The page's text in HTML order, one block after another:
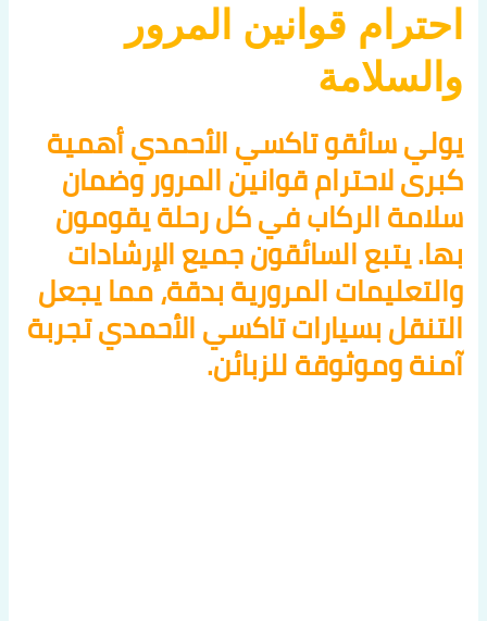
احترام قوانين المرور
والسلامة
يولي سائقو تاكسي الأحمدي أهمية
كبرى لاحترام قوانين المرور وضمان
سلامة الركاب في كل رحلة يقومون
بها. يتبع السائقون جميع الإرشادات
والتعليمات المرورية بدقة، مما يجعل
التنقل بسيارات تاكسي الأحمدي تجربة
آمنة وموثوقة للزبائن.